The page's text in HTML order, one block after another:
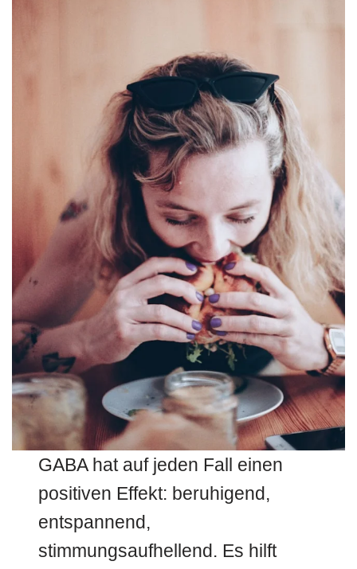
GABA hat auf jeden Fall einen
positiven Effekt: beruhigend,
entspannend,
stimmungsaufhellend. Es hilft